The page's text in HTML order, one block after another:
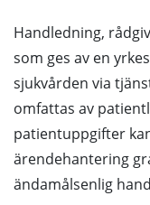
Handledning,
som ges av en
sjukvården via
omfattas av
patientuppgifter
ärendehantering
ändamålsenlig